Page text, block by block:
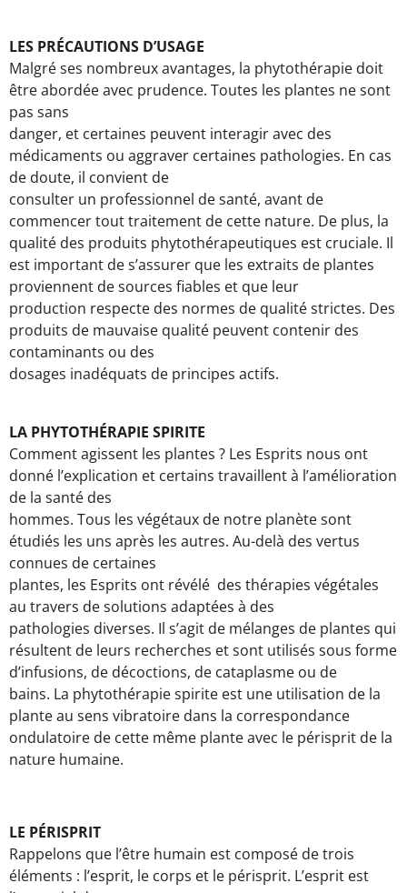
LES PRÉCAUTIONS D’USAGE
Malgré ses nombreux avantages, la phytothérapie doit
être abordée avec prudence. Toutes les plantes ne sont
pas sans
danger, et certaines peuvent interagir avec des
médicaments ou aggraver certaines pathologies. En cas
de doute, il convient de
consulter un professionnel de santé, avant de
commencer tout traitement de cette nature. De plus, la
qualité des produits phytothérapeutiques est cruciale. Il
est important de s’assurer que les extraits de plantes
proviennent de sources fiables et que leur
production respecte des normes de qualité strictes. Des
produits de mauvaise qualité peuvent contenir des
contaminants ou des
dosages inadéquats de principes actifs.
LA PHYTOTHÉRAPIE SPIRITE
Comment agissent les plantes ? Les Esprits nous ont
donné l’explication et certains travaillent à l’amélioration
de la santé des
hommes. Tous les végétaux de notre planète sont
étudiés les uns après les autres. Au-delà des vertus
connues de certaines
plantes, les Esprits ont révélé des thérapies végétales
au travers de solutions adaptées à des
pathologies diverses. Il s’agit de mélanges de plantes qui
résultent de leurs recherches et sont utilisés sous forme
d’infusions, de décoctions, de cataplasme ou de
bains. La phytothérapie spirite est une utilisation de la
plante au sens vibratoire dans la correspondance
ondulatoire de cette même plante avec le périsprit de la
nature humaine.
LE PÉRISPRIT
Rappelons que l’être humain est composé de trois
éléments : l’esprit, le corps et le périsprit. L’esprit est